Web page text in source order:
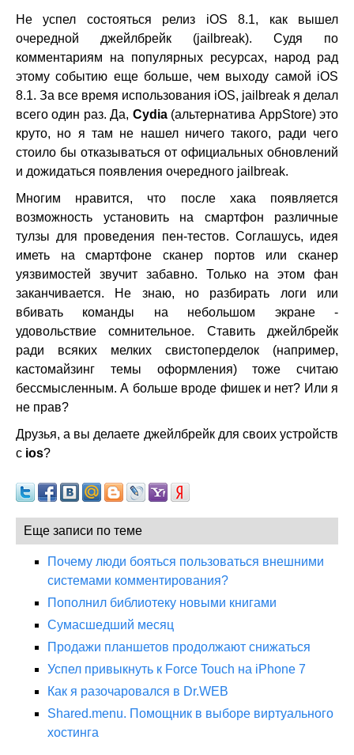
Не успел состояться релиз iOS 8.1, как вышел
очередной джейлбрейк (jailbreak). Судя по
комментариям на популярных ресурсах, народ рад
этому событию еще больше, чем выходу самой iOS
8.1. За все время использования iOS, jailbreak я делал
всего один раз. Да, Cydia(альтернатива AppStore) это
круто, но я там не нашел ничего такого, ради чего
стоило бы отказываться от официальных обновлений
и дожидаться появления очередного jailbreak.
Многим нравится, что после хака появляется
возможность установить на смартфон различные
тулзы для проведения пен-тестов. Соглашусь, идея
иметь на смартфоне сканер портов или сканер
уязвимостей звучит забавно. Только на этом фан
заканчивается. Не знаю, но разбирать логи или
вбивать команды на небольшом экране -
удовольствие сомнительное. Ставить джейлбрейк
ради всяких мелких свистоперделок (например,
кастомайзинг темы оформления) тоже считаю
бессмысленным. А больше вроде фишек и нет? Или я
не прав?
Друзья, а вы делаете джейлбрейк для своих устройств
с ios?
Еще записи по теме
Почему люди бояться пользоваться внешними
системами комментирования?
Пополнил библиотеку новыми книгами
Сумасшедший месяц
Продажи планшетов продолжают снижаться
Успел привыкнуть к Force Touch на iPhone 7
Как я разочаровался в Dr.WEB
Shared.menu. Помощник в выборе виртуального
хостинга